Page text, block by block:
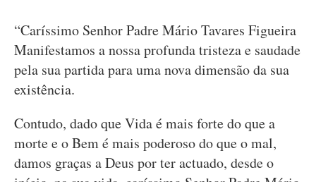
“Caríssimo Senhor Padre Mário Tavares Figueira
Manifestamos a nossa profunda tristeza e saudade
pela sua partida para uma nova dimensão da sua
existência.
Contudo, dado que Vida é mais forte do que a
morte e o Bem é mais poderoso do que o mal,
damos graças a Deus por ter actuado, desde o